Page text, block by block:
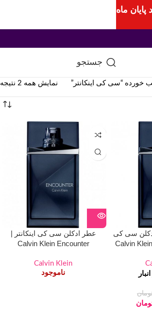
جستجو
“سی کی اینکانتر” نمایش همه 2 نتیجه
سی کی
عطر ادکلن سی کی اینکانتر |
Calvin Klein Encounter
Calvin Klein
ناموجود
ماه